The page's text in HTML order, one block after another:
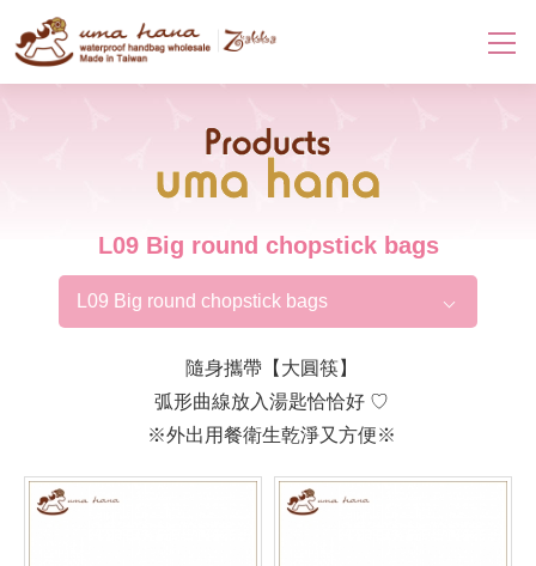
Products
L09 Big round chopstick bags
L09 Big round chopstick bags
隨身攜帶【大圓筷】
弧形曲線放入湯匙恰恰好 ♡
※外出用餐衛生乾淨又方便※